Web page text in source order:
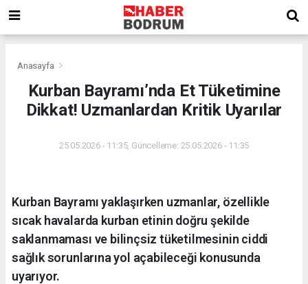
Anasayfa
Kurban Bayramı’nda Et Tüketimine
Dikkat! Uzmanlardan Kritik Uyarılar
25.05.2026 - 11:35, Güncelleme: 25.05.2026 - 11:35
Kurban Bayramı yaklaşırken uzmanlar, özellikle
sıcak havalarda kurban etinin doğru şekilde
saklanmaması ve bilinçsiz tüketilmesinin ciddi
sağlık sorunlarına yol açabileceği konusunda
uyarıyor.